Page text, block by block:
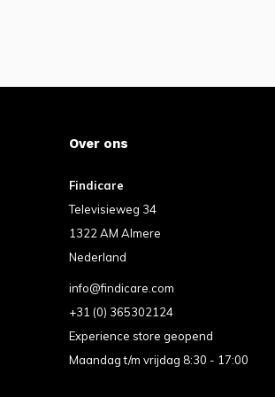
Over ons
Findicare
Televisieweg 34
1322 AM Almere
Nederland
info@findicare.com
+31 (0) 365302124
Experience store geopend
Maandag t/m vrijdag 8:30 - 17:00